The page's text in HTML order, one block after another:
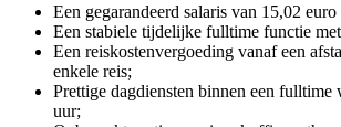
Een gegarandeerd salaris van 15,02
Een stabiele tijdelijke fulltime functie
Een reiskostenvergoeding vanaf een
enkele reis;
Prettige dagdiensten binnen een
uur;